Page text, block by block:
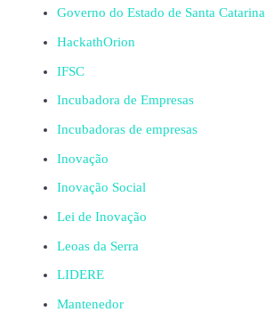
Governo do Estado de Santa Catarina
HackathOrion
IFSC
Incubadora de Empresas
Incubadoras de empresas
Inovação
Inovação Social
Lei de Inovação
Leoas da Serra
LIDERE
Mantenedor